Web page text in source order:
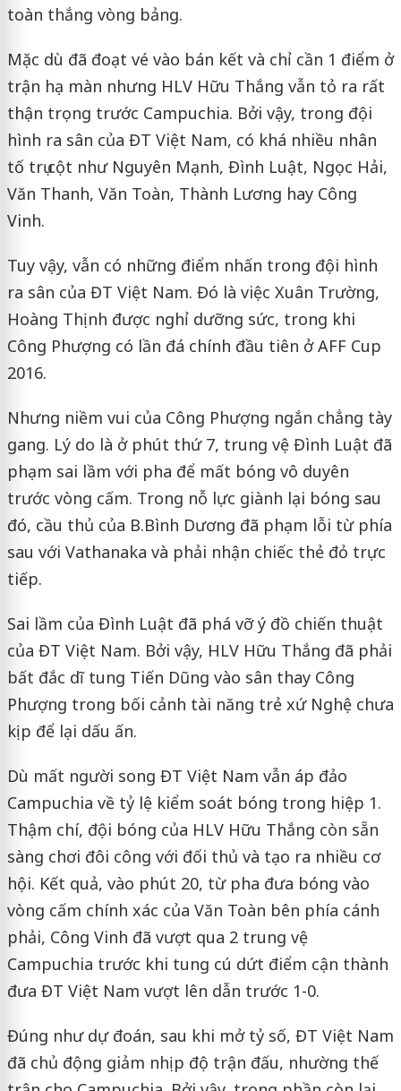
toàn thắng vòng bảng.
Mặc dù đã đoạt vé vào bán kết và chỉ cần 1 điểm ở
trận hạ màn nhưng HLV Hữu Thắng vẫn tỏ ra rất
thận trọng trước Campuchia. Bởi vậy, trong đội
hình ra sân của ĐT Việt Nam, có khá nhiều nhân
tố trụ cột như Nguyên Mạnh, Đình Luật, Ngọc Hải,
Văn Thanh, Văn Toàn, Thành Lương hay Công
Vinh.
Tuy vậy, vẫn có những điểm nhấn trong đội hình
ra sân của ĐT Việt Nam. Đó là việc Xuân Trường,
Hoàng Thịnh được nghỉ dưỡng sức, trong khi
Công Phượng có lần đá chính đầu tiên ở AFF Cup
2016.
Nhưng niềm vui của Công Phượng ngắn chẳng tày
gang. Lý do là ở phút thứ 7, trung vệ Đình Luật đã
phạm sai lầm với pha để mất bóng vô duyên
trước vòng cấm. Trong nỗ lực giành lại bóng sau
đó, cầu thủ của B.Bình Dương đã phạm lỗi từ phía
sau với Vathanaka và phải nhận chiếc thẻ đỏ trực
tiếp.
Sai lầm của Đình Luật đã phá vỡ ý đồ chiến thuật
của ĐT Việt Nam. Bởi vậy, HLV Hữu Thắng đã phải
bất đắc dĩ tung Tiến Dũng vào sân thay Công
Phượng trong bối cảnh tài năng trẻ xứ Nghệ chưa
kịp để lại dấu ấn.
Dù mất người song ĐT Việt Nam vẫn áp đảo
Campuchia về tỷ lệ kiểm soát bóng trong hiệp 1.
Thậm chí, đội bóng của HLV Hữu Thắng còn sẵn
sàng chơi đôi công với đối thủ và tạo ra nhiều cơ
hội. Kết quả, vào phút 20, từ pha đưa bóng vào
vòng cấm chính xác của Văn Toàn bên phía cánh
phải, Công Vinh đã vượt qua 2 trung vệ
Campuchia trước khi tung cú dứt điểm cận thành
đưa ĐT Việt Nam vượt lên dẫn trước 1-0.
Đúng như dự đoán, sau khi mở tỷ số, ĐT Việt Nam
đã chủ động giảm nhịp độ trận đấu, nhường thế